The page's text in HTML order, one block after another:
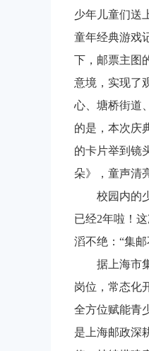
少年儿童们送
童年经典游戏
下，邮票主图
意境，实现了
心、塘桥街道
的是，本次庆
的卡片举到镜
朵》，童声清
校园内的少
已经2年啦！
滔不绝：“集
据上海市集
岗位，常态化
全方位赋能青
是上海邮政深